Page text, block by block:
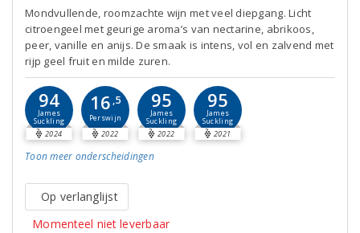
Mondvullende, roomzachte wijn met veel diepgang. Licht
citroengeel met geurige aroma’s van nectarine, abrikoos,
peer, vanille en anijs. De smaak is intens, vol en zalvend met
rijp geel fruit en milde zuren.
94
James
Suckling
2024
16 ,5
Perswijn
2022
95
James
Suckling
2022
95
James
Suckling
2021
Toon meer onderscheidingen
Op verlanglijst
Momenteel niet leverbaar